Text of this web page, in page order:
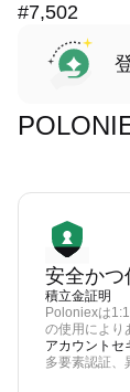
#7,502
安全かつ
積立金証明
Poloniexは
の使用により
アカウントセ
多要素認証、